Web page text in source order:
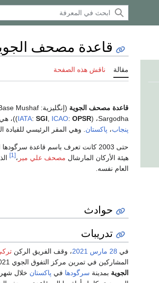
قاعدة مصحف
مقالة ناقش هذه الصفحة
قاعدة مصحف الجوية (إنگليزية: Mushaf
Sargodha، ( IATA: SGI ICAO: OPSR ))، هي
پنجاب، پاكستان . وهي المقر الرئيسي للقيادة
حتى 2003 كانت تعرف باسم قاعدة
هيئة الأركان المارشال مصحف علي مير ،[1]
العام نفسه.
حوادث
تدريبات
في 28 مارس 2021، وقف الفريق الركن
المشاركين في تمرين مركز التفوق الجوي 2021 ACES MEET-2021 يُذكر أن التمرين سينفذ
الجوية بمدينة سرگودھا‎ في پاكستان خلال